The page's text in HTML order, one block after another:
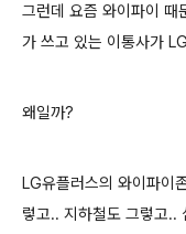
그런데 요즘 와이파이 때
가 쓰고 있는 이통사가
왜일까?
LG유플러스의 와이파이
렇고.. 지하철도 그렇고..